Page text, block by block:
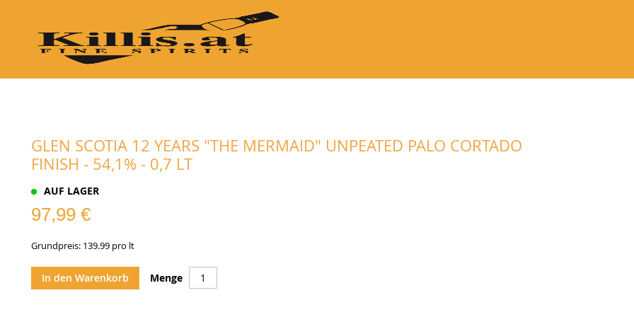
GLEN SCOTIA 12 YEARS "THE MERMAID" UNPEATED PALO CORTADO
FINISH - 54,1% - 0,7 LT
AUF LAGER
97,99 €
Grundpreis: 139.99 pro lt
Menge
In den Warenkorb